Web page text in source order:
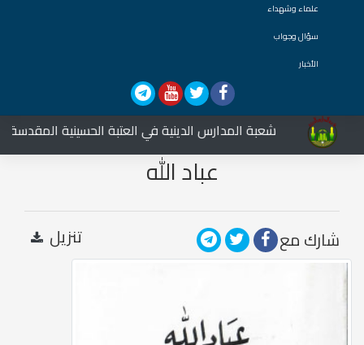
علماء وشهداء
سؤال وجواب
الأخبار
شعبة المدارس الدينية في العتبة الحسينية المقدسة
عباد الله
شارك مع تنزيل